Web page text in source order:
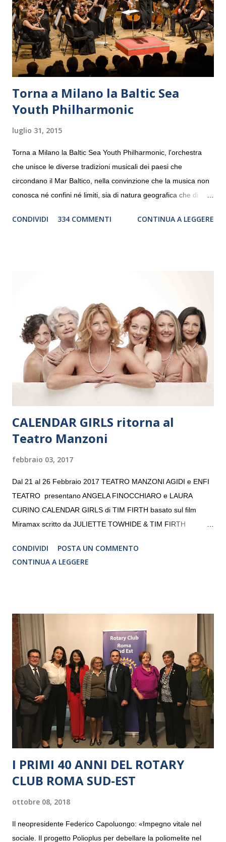
Torna a Milano la Baltic Sea
Youth Philharmonic
luglio 31, 2015
Torna a Milano la Baltic Sea Youth Philharmonic, l'orchestra
che unisce le diverse tradizioni musicali dei paesi che
circondano il Mar Baltico, nella convinzione che la musica non
conosca né confini né limiti, sia di natura geografica che di
debutterà il 10 settembre a Heiden, in Germania, e toccherà, in
“Settembre dell’Accademia” dove si esibirà per il secondo anno
consecutivo. Il pubblico milanese avrà il piacere di applaudire i
giovani artisti della Baltic Sea Youth Philharmonic per la quarta
volta. L’orchestra, fondata nel 2008 da Kristjan Järvi (affiancato
da un prestigioso consiglio di consulent...
CONDIVIDI 334 COMMENTI CONTINUA A LEGGERE
CALENDAR GIRLS ritorna al
Teatro Manzoni
febbraio 03, 2017
Dal 21 al 26 Febbraio 2017 TEATRO MANZONI AGIDI e ENFI
TEATRO presentano ANGELA FINOCCHIARO e LAURA
CURINO CALENDAR GIRLS di TIM FIRTH basato sul film
Miramax scritto da JULIETTE TOWHIDE & TIM FIRTH
CRISTINA PEZZOLI
CONDIVIDI
POSTA UN COMMENTO
CONTINUA A LEGGERE
I PRIMI 40 ANNI DEL ROTARY
CLUB ROMA SUD-EST
ottobre 08, 2018
Il neopresidente Federico Capoluongo: «Impegno vitale nel
sociale. Il progetto Polioplus per debellare la poliomelite nel